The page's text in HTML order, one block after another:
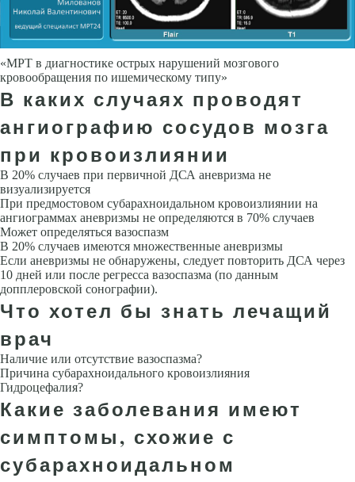
«МРТ в диагностике острых нарушений мозгового
кровообращения по ишемическому типу»
В каких случаях проводят
ангиографию сосудов мозга
при кровоизлиянии
В 20% случаев при первичной ДСА аневризма не
визуализируется
При предмостовом субарахноидальном кровоизлиянии на
ангиограммах анев­ризмы не определяются в 70% случаев
Может определяться вазоспазм
В 20% случаев имеются множественные аневризмы
Если аневризмы не обнаружены, следует повторить ДСА через
10 дней или после регресса вазоспазма (по данным
допплеровской сонографии).
Что хотел бы знать лечащий
врач
Наличие или отсутствие вазоспазма?
Причина субарахноидального кровоизлияния
Гидроцефалия?
Какие заболевания имеют
симптомы, схожие с
субарахноидальном